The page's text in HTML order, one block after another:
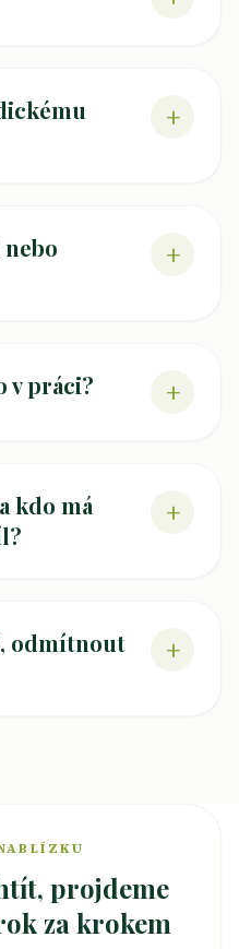
+
+
v práci? +
kdo má
+
odmítnout
+
projdeme
za krokem